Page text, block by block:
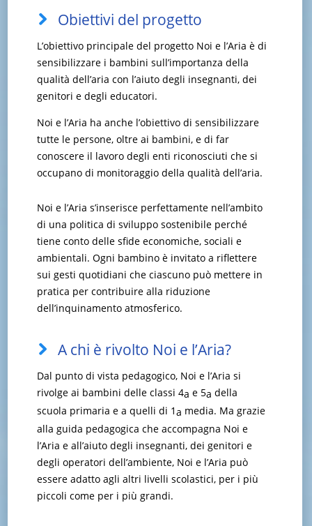
Obiettivi del progetto
L’obiettivo principale del progetto Noi e l’Aria è di
sensibilizzare i bambini sull’importanza della
qualità dell’aria con l’aiuto degli insegnanti, dei
genitori e degli educatori.
Noi e l’Aria ha anche l’obiettivo di sensibilizzare
tutte le persone, oltre ai bambini, e di far
conoscere il lavoro degli enti riconosciuti che si
occupano di monitoraggio della qualità dell’aria.
Noi e l’Aria s’inserisce perfettamente nell’ambito
di una politica di sviluppo sostenibile perché
tiene conto delle sfide economiche, sociali e
ambientali. Ogni bambino è invitato a riflettere
sui gesti quotidiani che ciascuno può mettere in
pratica per contribuire alla riduzione
dell’inquinamento atmosferico.
A chi è rivolto Noi e l’Aria?
Dal punto di vista pedagogico, Noi e l’Aria si
rivolge ai bambini delle classi 4ae 5adella
scuola primaria e a quelli di 1a media. Ma grazie
alla guida pedagogica che accompagna Noi e
l’Aria e all’aiuto degli insegnanti, dei genitori e
degli operatori dell’ambiente, Noi e l’Aria può
essere adatto agli altri livelli scolastici, per i più
piccoli come per i più grandi.